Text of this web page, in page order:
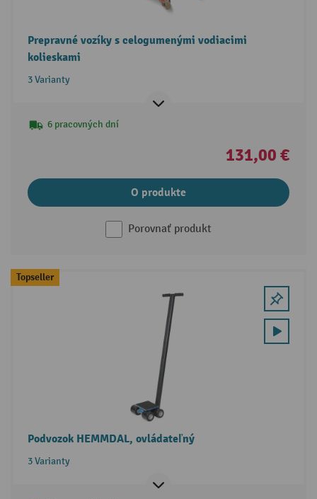
Prepravné vozíky s celogumenými vodiacimi
kolieskami
3 Varianty
6 pracovných dní
131,00 €
O produkte
Porovnať produkt
Topseller
Podvozok HEMMDAL, ovládateľný
3 Varianty